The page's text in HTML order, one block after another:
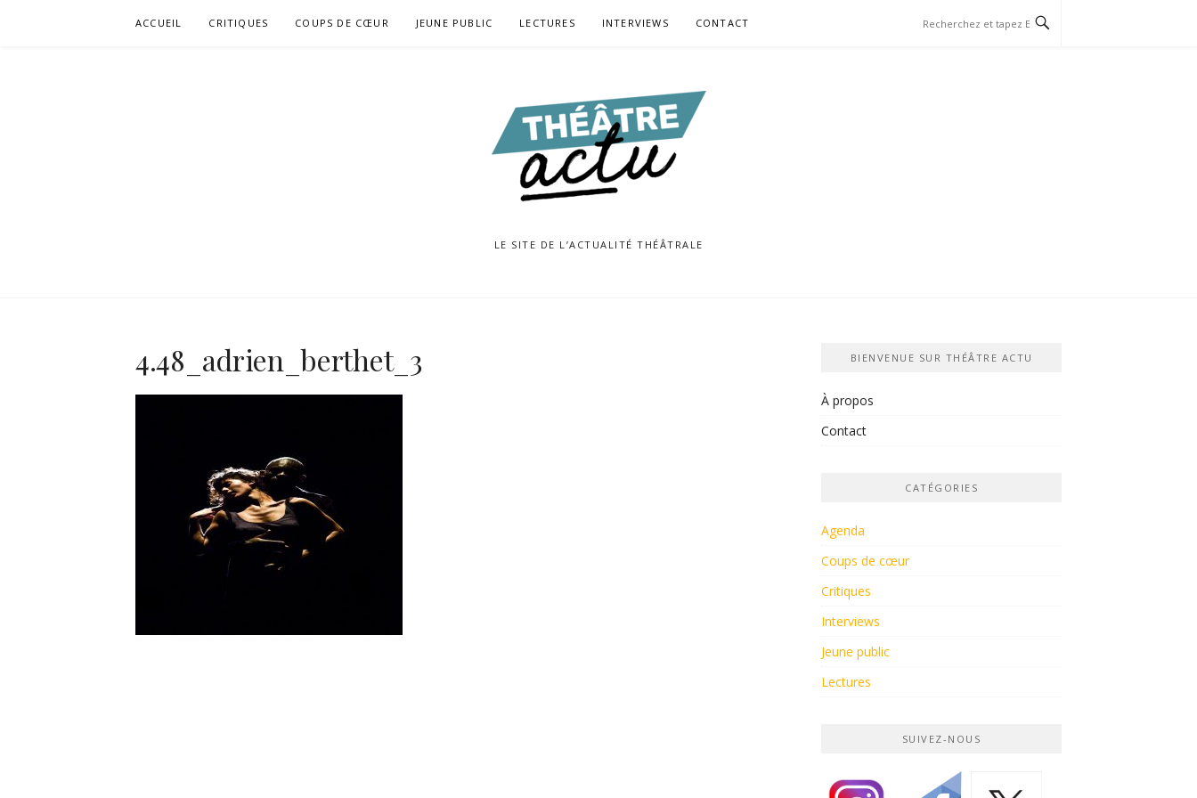
ACCUEIL CRITIQUES COUPS DE CŒUR JEUNE PUBLIC LECTURES INTERVIEWS CONTACT
LE SITE DE L’ACTUALITÉ THÉÂTRALE
4.48_adrien_berthet_3 BIENVENUE SUR THÉÂTRE ACTU
À propos
Contact
CATÉGORIES
Agenda
Coups de cœur
Critiques
Interviews
Jeune public
Lectures
SUIVEZ-NOUS